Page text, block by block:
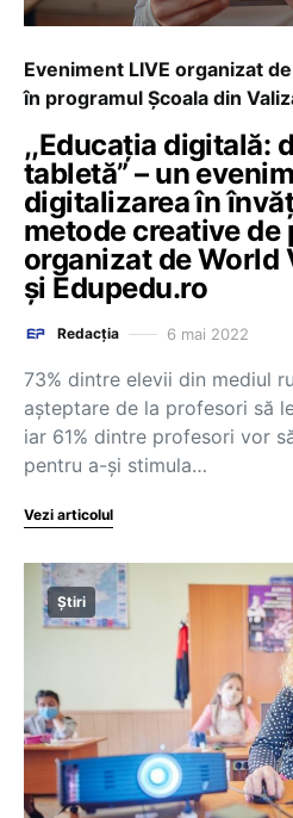
Eveniment LIVE organizat
în programul Școala din
,,Educația digitală:
tabletă” – un
digitalizarea în
metode creative de
organizat de World
și Edupedu.ro
Redacția 6 mai 2022
73% dintre elevii din mediul
așteptare de la profesori să
iar 61% dintre profesori vor
pentru a-și stimula…
Vezi articolul
Știri